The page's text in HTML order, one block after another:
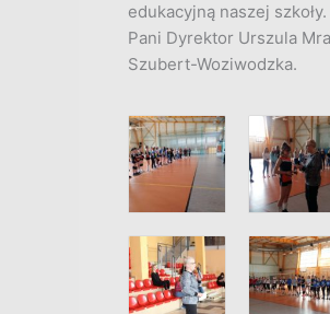
edukacyjną naszej
Pani Dyrektor Urszula
Szubert-Woziwodzka.